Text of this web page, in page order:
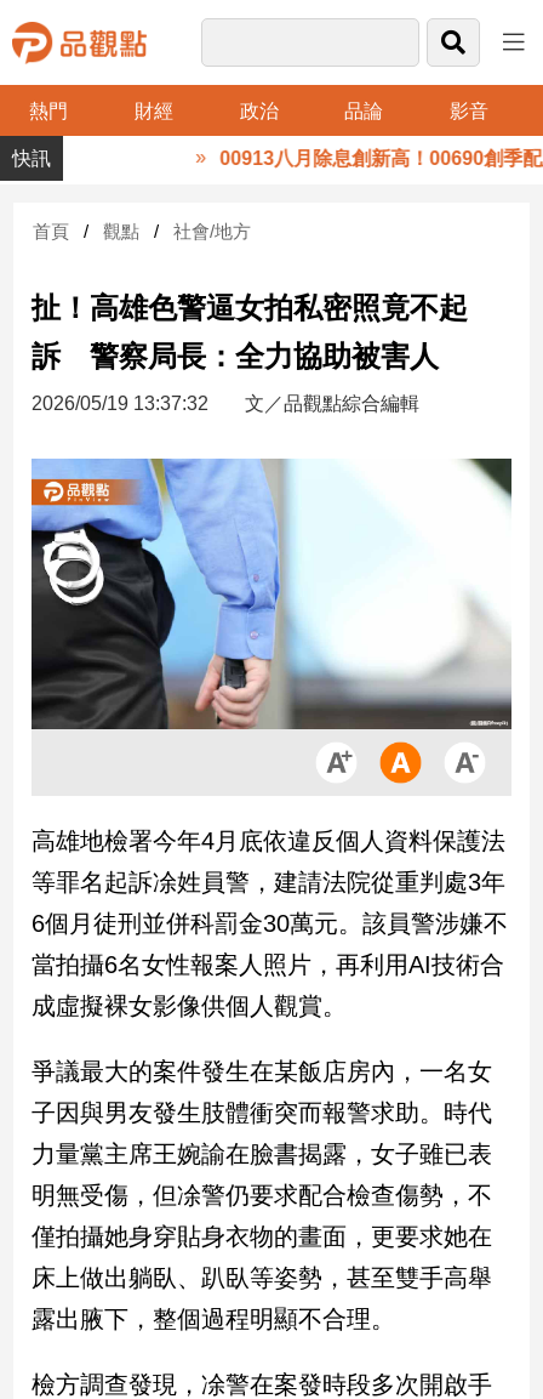
熱門 財經 政治 品論 影音
品
觀
財
台
財
新
產
經/
股
市
房
品
政
治
政
治
焦
品
點
民
調
國
會
點
觀
通 00913八月除息創新高！00690創季配
首頁 觀點 社會/地方
扯！高雄色警逼女拍私密照竟不起
訴 警察局長：全力協助被害人
2026/05/19 13:37:32 文／品觀點綜合編輯
高雄地檢署今年4月底依違反個人資料保護法
等罪名起訴凃姓員警，建請法院從重判處3年
6個月徒刑並併科罰金30萬元。該員警涉嫌不
當拍攝6名女性報案人照片，再利用AI技術合
成虛擬裸女影像供個人觀賞。
爭議最大的案件發生在某飯店房內，一名女
子因與男友發生肢體衝突而報警求助。時代
力量黨主席王婉諭在臉書揭露，女子雖已表
明無受傷，但凃警仍要求配合檢查傷勢，不
僅拍攝她身穿貼身衣物的畫面，更要求她在
床上做出躺臥、趴臥等姿勢，甚至雙手高舉
露出腋下，整個過程明顯不合理。
檢方調查發現，凃警在案發時段多次開啟手